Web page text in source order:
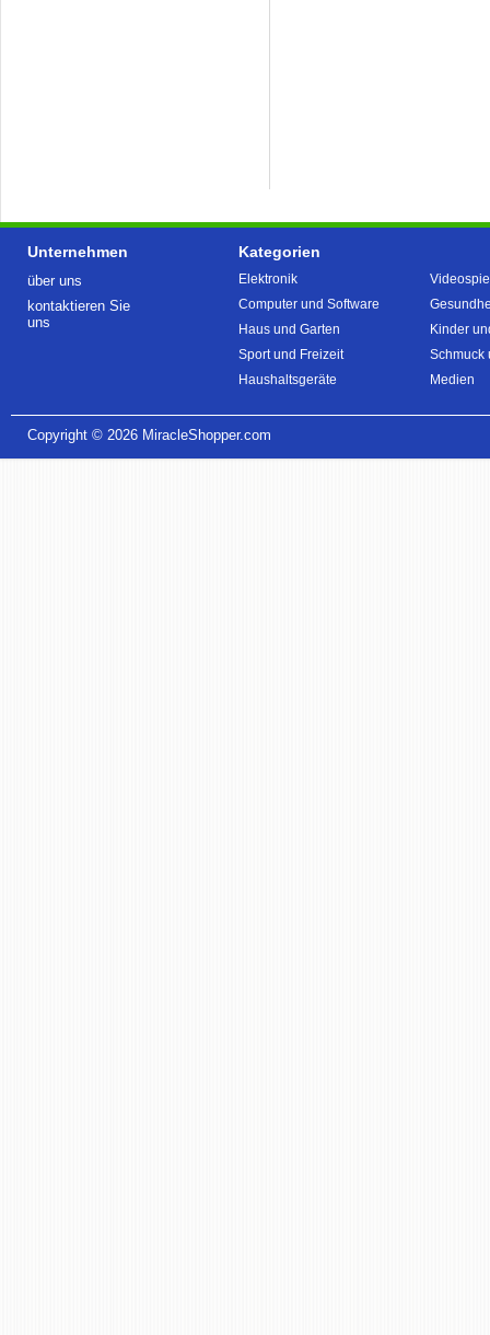
Unternehmen
über uns
kontaktieren Sie
uns
Kategorien
Elektronik
Computer und Software
Haus und Garten
Sport und Freizeit
Haushaltsgeräte
Kinder
Schmuck
Medien
Copyright © 2026 MiracleShopper.com